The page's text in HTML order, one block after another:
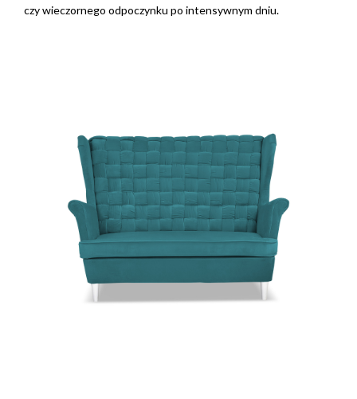
czy wieczornego odpoczynku po intensywnym dniu.